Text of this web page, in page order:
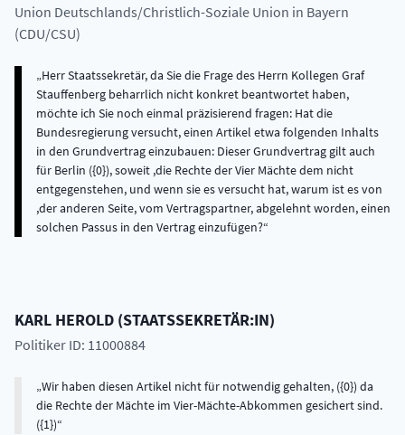
Union Deutschlands/Christlich-Soziale Union in Bayern
(CDU/CSU)
Herr Staatssekretär, da Sie die Frage des Herrn Kollegen Graf
Stauffenberg beharrlich nicht konkret beantwortet haben,
möchte ich Sie noch einmal präzisierend fragen: Hat die
Bundesregierung versucht, einen Artikel etwa folgenden Inhalts
in den Grundvertrag einzubauen: Dieser Grundvertrag gilt auch
für Berlin ({0}), soweit ,die Rechte der Vier Mächte dem nicht
entgegenstehen, und wenn sie es versucht hat, warum ist es von
,der anderen Seite, vom Vertragspartner, abgelehnt worden, einen
solchen Passus in den Vertrag einzufügen?
KARL HEROLD (STAATSSEKRETÄR:IN)
Politiker ID: 11000884
Wir haben diesen Artikel nicht für notwendig gehalten, ({0}) da
die Rechte der Mächte im Vier-Mächte-Abkommen gesichert sind.
({1})